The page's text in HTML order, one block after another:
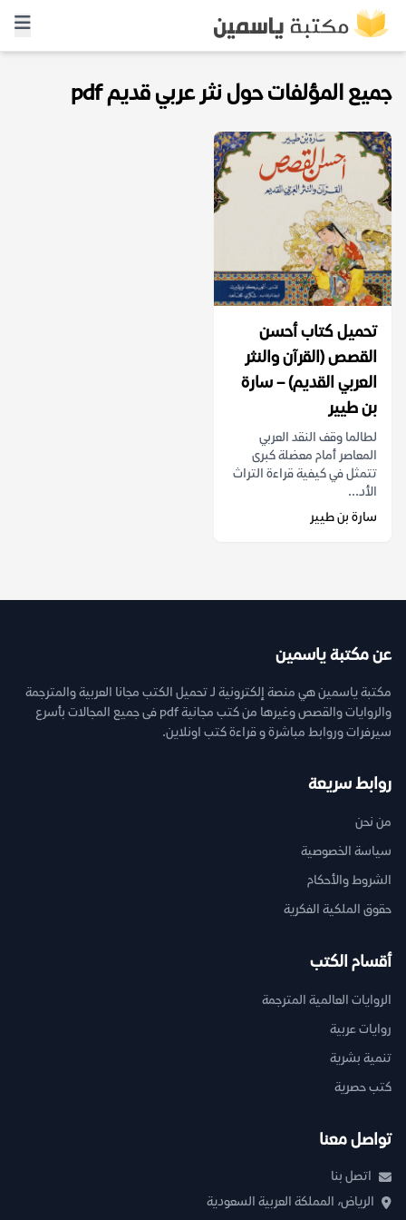
جميع المؤلفات حول نثر عربي قديم pdf
تحميل كتاب أحسن
القصص (القرآن والنثر
العربي القديم) – سارة
بن طيير
لطالما وقف النقد العربي
المعاصر أمام معضلة كبرى
تتمثل في كيفية قراءة التراث
الأد...
سارة بن طيير
عن مكتبة ياسمين
مكتبة ياسمين هي منصة إلكترونية لـ تحميل الكتب مجانا العربية والمترجمة
والروايات والقصص وغيرها من كتب مجانية pdf فى جميع المجالات بأسرع
سيرفرات وروابط مباشرة و قراءة كتب اونلاين.
روابط سريعة
من نحن
سياسة الخصوصية
الشروط والأحكام
حقوق الملكية الفكرية
أقسام الكتب
الروايات العالمية المترجمة
روايات عربية
تنمية بشرية
كتب حصرية
تواصل معنا
اتصل بنا
الرياض، المملكة العربية السعودية